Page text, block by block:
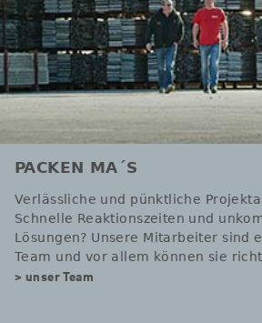
PACKEN MA´S
Verlässliche und pünktliche
Schnelle Reaktionszeiten und
Lösungen? Unsere Mitarbeiter sind
Team und vor allem können sie
> unser Team